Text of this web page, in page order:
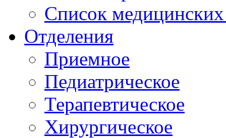
Список медицинских
Отделения
Приемное
Педиатрическое
Терапевтическое
Хирургическое